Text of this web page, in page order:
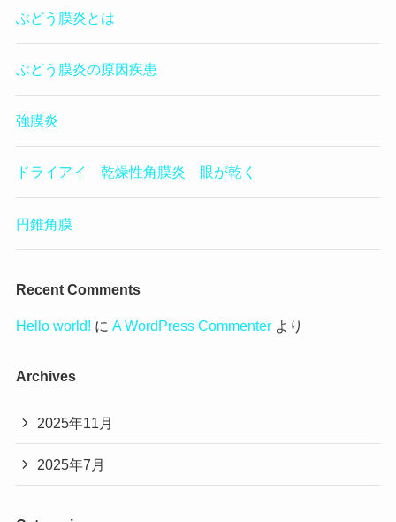
ぶどう膜炎とは
ぶどう膜炎の原因疾患
強膜炎
ドライアイ 乾燥性角膜炎 眼が乾く
円錐角膜
Recent Comments
Hello world! に A WordPress Commenterより
Archives
2025年11月
2025年7月